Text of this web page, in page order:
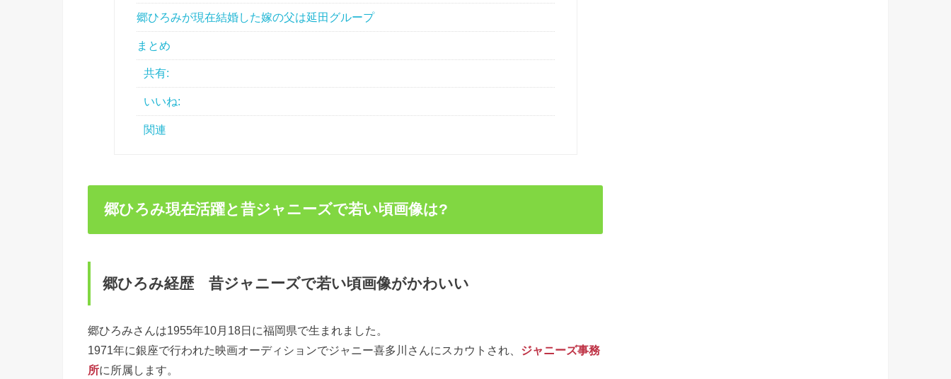
郷ひろみが現在結婚した嫁の父は延田グループ
まとめ
共有:
いいね:
関連
郷ひろみ現在活躍と昔ジャニーズで若い頃画像は?
郷ひろみ経歴 昔ジャニーズで若い頃画像がかわいい
郷ひろみさんは1955年10月18日に福岡県で生まれました。
1971年に銀座で行われた映画オーディションでジャニー喜多川さんにスカウトされ、 ジャニーズ事務
所に所属します。